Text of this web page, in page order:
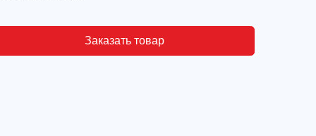
Заказать товар